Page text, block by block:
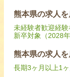
熊本県の求人
未経験者歓迎経験
新卒対象（2028年
熊本県の求人
長期3ヶ月以上1